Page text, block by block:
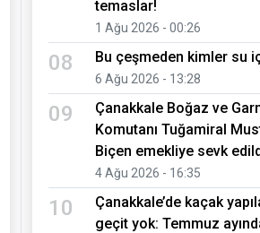
temaslar!
1 Ağu 2026 - 00:26
08 Bu çeşmeden kimler su
6 Ağu 2026 - 13:28
09
Çanakkale Boğaz ve
Komutanı Tuğamiral
Biçen emekliye sevk
4 Ağu 2026 - 16:35
10
Çanakkale’de kaçak
geçit yok: Temmuz